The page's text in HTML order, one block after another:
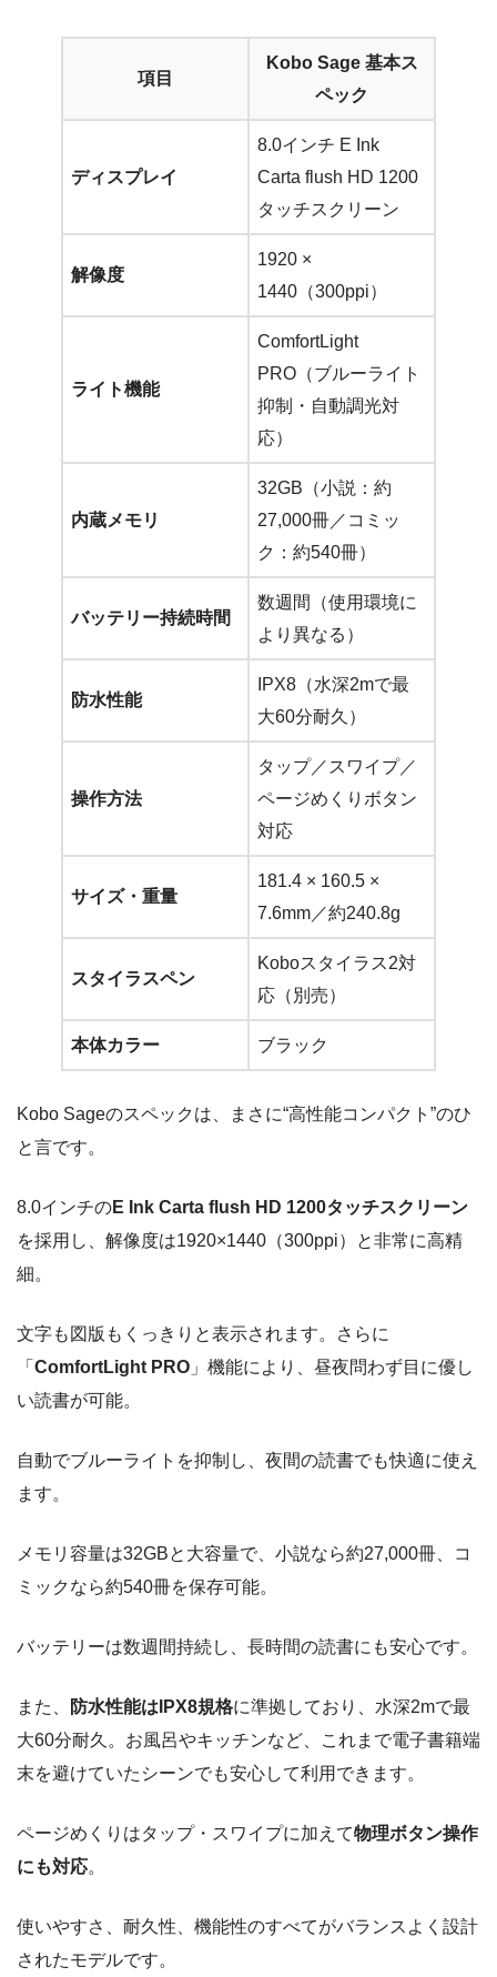
項目
Kobo Sage 基本ス
ペック
ディスプレイ
8.0インチ E Ink
Carta flush HD 1200
タッチスクリーン
解像度
1920 ×
1440（300ppi）
ライト機能
ComfortLight
PRO（ブルーライト
抑制・自動調光対
応）
内蔵メモリ
32GB（小説：約
27,000冊／コミッ
ク：約540冊）
バッテリー持続時間
数週間（使用環境に
より異なる）
防水性能
IPX8（水深2mで最
大60分耐久）
操作方法
タップ／スワイプ／
ページめくりボタン
対応
サイズ・重量
181.4 × 160.5 ×
7.6mm／約240.8g
スタイラスペン
Koboスタイラス2対
応（別売）
本体カラー ブラック
Kobo Sageのスペックは、まさに“高性能コンパクト”のひ
と言です。
8.0インチのE Ink Carta flush HD 1200タッチスクリーン
を採用し、解像度は1920×1440（300ppi）と非常に高精
細。
文字も図版もくっきりと表示されます。さらに
「 ComfortLight PRO 」機能により、昼夜問わず目に優し
い読書が可能。
自動でブルーライトを抑制し、夜間の読書でも快適に使え
ます。
メモリ容量は32GBと大容量で、小説なら約27,000冊、コ
ミックなら約540冊を保存可能。
バッテリーは数週間持続し、長時間の読書にも安心です。
また、 防水性能はIPX8規格に準拠しており、水深2mで最
大60分耐久。お風呂やキッチンなど、これまで電子書籍端
末を避けていたシーンでも安心して利用できます。
ページめくりはタップ・スワイプに加えて物理ボタン操作
にも対応。
使いやすさ、耐久性、機能性のすべてがバランスよく設計
されたモデルです。